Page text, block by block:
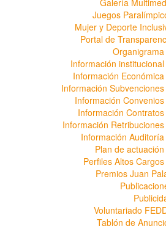
Galería
Juegos
Mujer y Deporte
Portal de
Organigrama
Información institucional
Información Económica
Información Subvenciones
Información Convenios
Información Contratos
Información Retribuciones
Información Auditoría
Plan de actuación
Perfiles Altos Cargos
Premios Juan
Voluntariado
Tablón de